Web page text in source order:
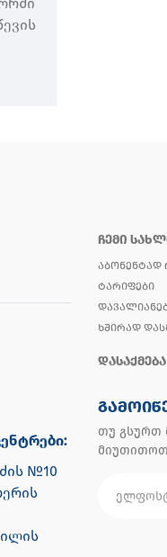
№10
ᲩᲔᲛᲘ
ᲐᲑᲝᲜᲔᲜᲢᲐᲓ
ᲢᲐᲠᲘᲤᲔᲑᲘ
ᲮᲨᲘᲠᲐᲓ
ᲓᲐᲡᲐᲥᲛᲔᲑᲐ
თუ გსურთ